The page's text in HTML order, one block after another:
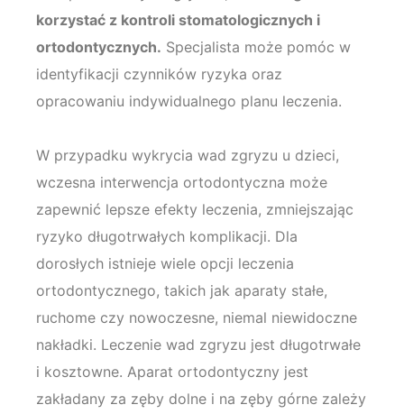
korzystać z kontroli stomatologicznych i
ortodontycznych. Specjalista może pomóc w
identyfikacji czynników ryzyka oraz
opracowaniu indywidualnego planu leczenia.
W przypadku wykrycia wad zgryzu u dzieci,
wczesna interwencja ortodontyczna może
zapewnić lepsze efekty leczenia, zmniejszając
ryzyko długotrwałych komplikacji. Dla
dorosłych istnieje wiele opcji leczenia
ortodontycznego, takich jak aparaty stałe,
ruchome czy nowoczesne, niemal niewidoczne
nakładki. Leczenie wad zgryzu jest długotrwałe
i kosztowne. Aparat ortodontyczny jest
zakładany za zęby dolne i na zęby górne zależy